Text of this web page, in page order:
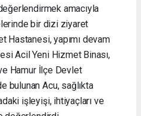
amacıyla
bir dizi ziyaret
Hastanesi, yapımı devam
Acil Yeni Hizmet Binası,
Hamur İlçe Devlet
bulunan Acu, sağlıkta
işleyişi, ihtiyaçları ve